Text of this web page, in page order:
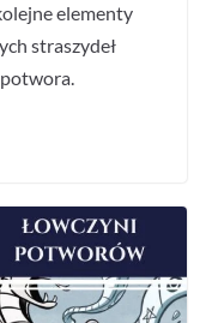
elementy
straszydeł